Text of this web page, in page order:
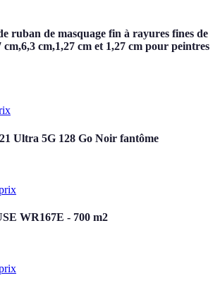
ruban de masquage fin à rayures fines de
cm,6,3 cm,1,27 cm et 1,27 cm pour peintres
Ultra 5G 128 Go Noir fantôme
WR167E - 700 m2